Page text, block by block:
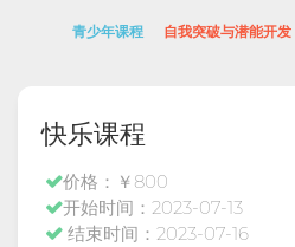
青少年课程 自我突破与潜能开发
快乐课程
价格：￥800
开始时间：2023-07-13
结束时间：2023-07-16